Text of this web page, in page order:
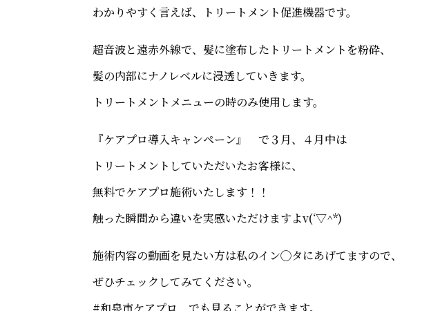
わかりやすく言えば、トリートメント促進機器です。
超音波と遠赤外線で、髪に塗布したトリートメントを粉砕、
髪の内部にナノレベルに浸透していきます。
トリートメントメニューの時のみ使用します。
『ケアプロ導入キャンペーン』 で３月、４月中は
トリートメントしていただいたお客様に、
無料でケアプロ施術いたします！！
触った瞬間から違いを実感いただけますよv(‘▽^*)
施術内容の動画を見たい方は私のイン◯タにあげてますので、
ぜひチェックしてみてください。